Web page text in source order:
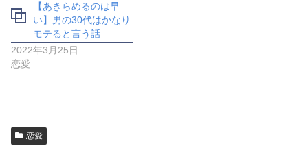
【あきらめるのは早
い】男の30代はかなり
モテると言う話
2022年3月25日
恋愛
恋愛